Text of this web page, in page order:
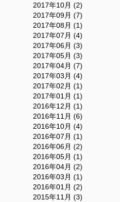
2017年10月 (2)
2017年09月 (7)
2017年08月 (1)
2017年07月 (4)
2017年06月 (3)
2017年05月 (3)
2017年04月 (7)
2017年03月 (4)
2017年02月 (1)
2017年01月 (1)
2016年12月 (1)
2016年11月 (6)
2016年10月 (4)
2016年07月 (1)
2016年06月 (2)
2016年05月 (1)
2016年04月 (2)
2016年03月 (1)
2016年01月 (2)
2015年11月 (3)